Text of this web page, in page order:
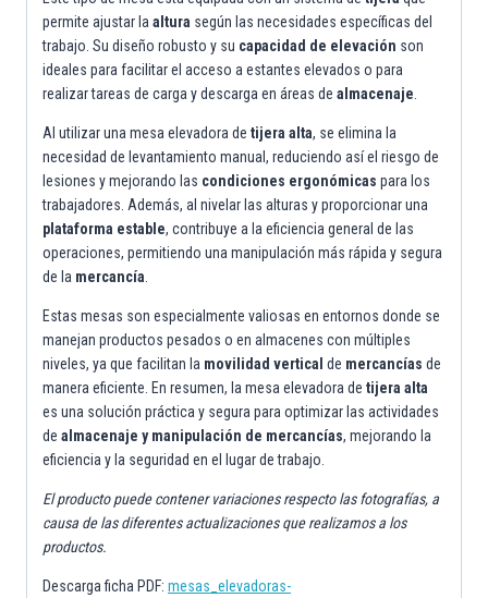
permite ajustar la altura según las necesidades específicas del
trabajo. Su diseño robusto y su capacidad de elevación son
ideales para facilitar el acceso a estantes elevados o para
realizar tareas de carga y descarga en áreas de almacenaje
Al utilizar una mesa elevadora de tijera alta, se elimina la
necesidad de levantamiento manual, reduciendo así el riesgo de
lesiones y mejorando las condiciones ergonómicas para los
trabajadores. Además, al nivelar las alturas y proporcionar una
plataforma estable, contribuye a la eficiencia general de las
operaciones, permitiendo una manipulación más rápida y segura
de la mercancía
Estas mesas son especialmente valiosas en entornos donde se
manejan productos pesados o en almacenes con múltiples
niveles, ya que facilitan la movilidad vertical de mercancías de
manera eficiente. En resumen, la mesa elevadora de tijera alta
es una solución práctica y segura para optimizar las actividades
de almacenaje y manipulación de mercancías, mejorando la
eficiencia y la seguridad en el lugar de trabajo.
El producto puede contener variaciones respecto las fotografías, a
causa de las diferentes actualizaciones que realizamos a los
productos.
Descarga ficha PDF: mesas_elevadoras-